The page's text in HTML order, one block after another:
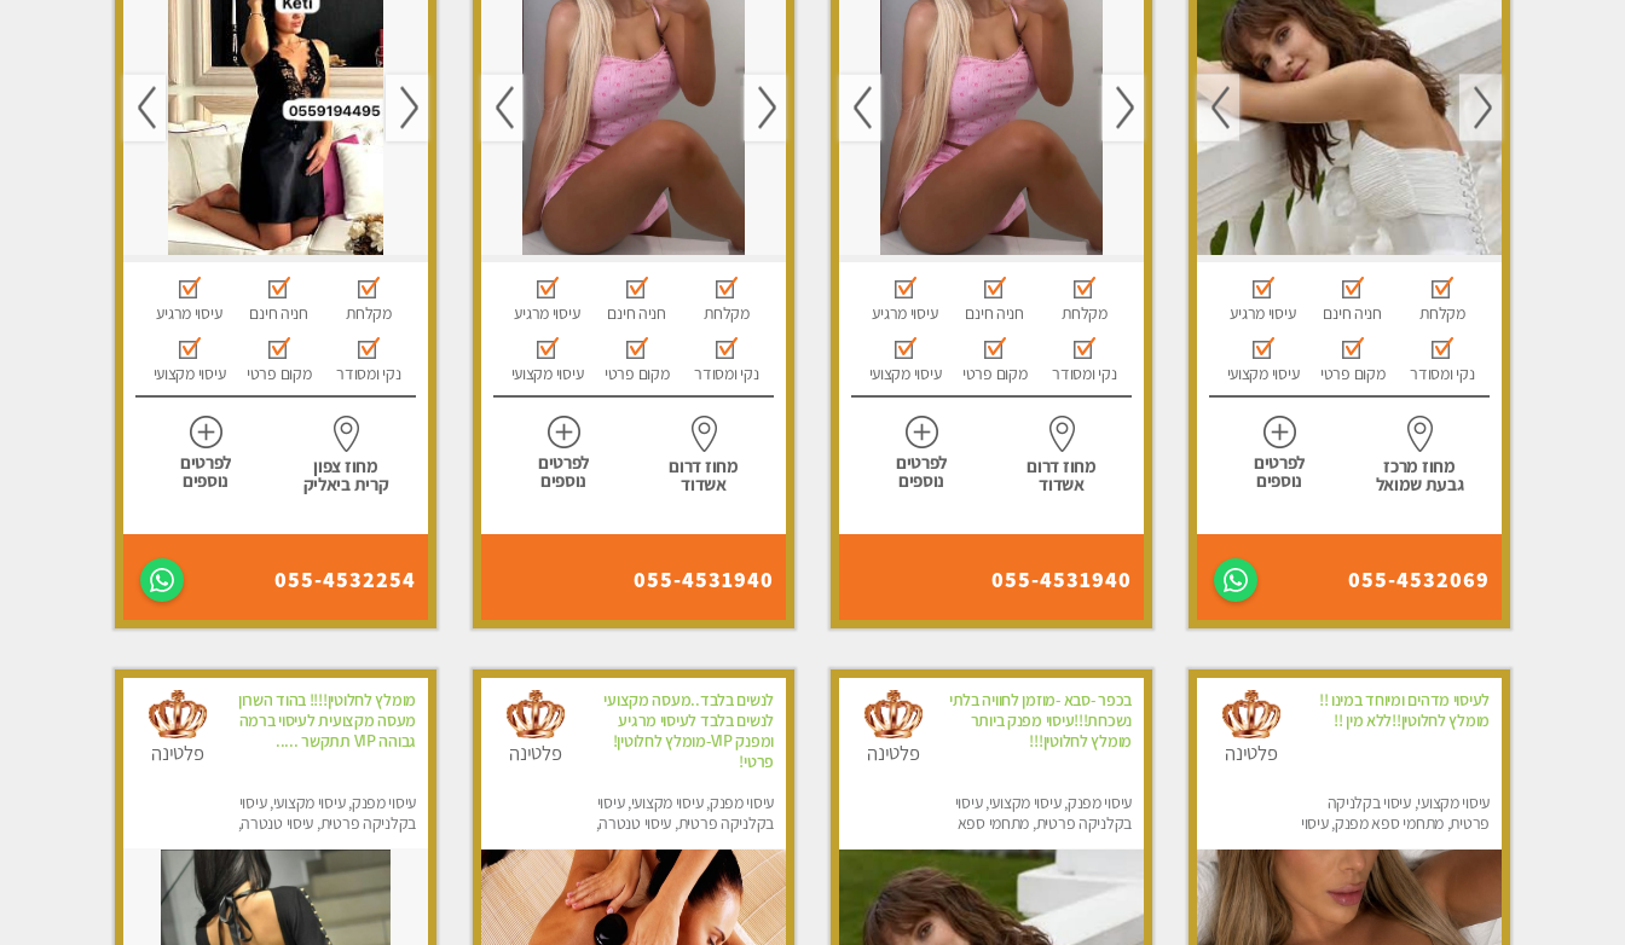
מקלחת חניה חינם עיסוי מרגיע
נקי ומסודר מקום פרטי עיסוי מקצועי
מחוז מרכז
גבעת שמואל
לפרטים
נוספים
055-4532069
מקלחת חניה חינם עיסוי מרגיע
נקי ומסודר מקום פרטי עיסוי מקצועי
מחוז דרום
אשדוד
לפרטים
נוספים
055-4531940
מקלחת חניה חינם עיסוי מרגיע
נקי ומסודר מקום פרטי עיסוי מקצועי
מחוז דרום
אשדוד
לפרטים
נוספים
055-4531940
מקלחת חניה חינם עיסוי מרגיע
נקי ומסודר מקום פרטי עיסוי מקצועי
מחוז צפון
קרית ביאליק
לפרטים
נוספים
055-4532254
לעיסוי מדהים ומיוחד במינו !!
מומלץ לחלוטין!!ללא מין !!
עיסוי מקצועי, עיסוי בקלניקה
פרטית, מתחמי ספא מפנק, עיסוי
פלטינה
בכפר -סבא -מוזמן לחוויה בלתי
נשכחת!!!עיסוי מפנק ביותר
מומלץ לחלוטין!!!
עיסוי מפנק, עיסוי מקצועי, עיסוי
בקלניקה פרטית, מתחמי ספא
לגבר, עיסוי לנשים בלבד
פלטינה
לנשים בלבד..מעסה מקצועי
לנשים בלבד לעיסוי מרגיע
ומפנק VIP-מומלץ לחלוטין!
פרטי! ​​​​​​
עיסוי מפנק, עיסוי מקצועי, עיסוי
בקלניקה פרטית, עיסוי טנטרה,
בלבד
פלטינה
מומלץ לחלוטין!!!! בהוד השרון
מעסה מקצועית לעיסוי ברמה
גבוהה VIP תתקשר .....
עיסוי מפנק, עיסוי מקצועי, עיסוי
בקלניקה פרטית, עיסוי טנטרה,
פלטינה